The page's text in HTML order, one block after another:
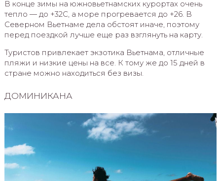
В конце зимы на южновьетнамских курортах очень
тепло — до +32С, а море прогревается до +26. В
Северном Вьетнаме дела обстоят иначе, поэтому
перед поездкой лучше еще раз взглянуть на карту.
Туристов привлекает экзотика Вьетнама, отличные
пляжи и низкие цены на все. К тому же до 15 дней в
стране можно находиться без визы.
ДОМИНИКАНА